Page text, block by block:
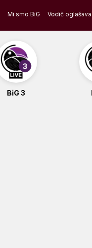
Mi smo BiG Vodič
BiG 3